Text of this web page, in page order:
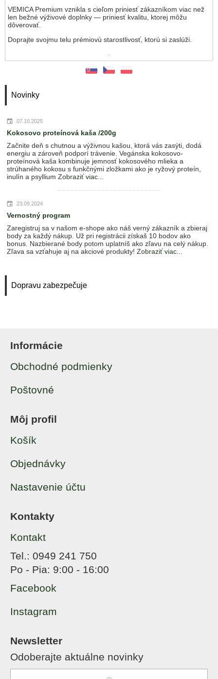
Novinky
07.10.2025
Kokosovo proteínová kaša /200g
Začnite deň s chutnou a výživnou kašou, ktorá vás zasýti, dodá
energiu a zároveň podporí trávenie. Vegánska kokosovo-
proteínová kaša kombinuje jemnosť kokosového mlieka a
strúhaného kokosu s funkčnými zložkami ako je ryžový proteín,
inulín a psyllium Zobraziť viac...
23.09.2024
Vernostný program
Zaregistruj sa v našom e-shope ako náš verný zákazník a zbieraj
body za každý nákup. Už pri registrácii získaš 10 bodov ako
bonus. Nazbierané body potom uplatníš ako zľavu na celý nákup.
Zľava sa vzťahuje aj na akciové produkty! Zobraziť viac...
Dopravu zabezpečuje
VEMICA Premium vznikla s cieľom priniesť zákazníkom viac než
len bežné výživové doplnky — priniesť kvalitu, ktorej môžu
dôverovať.
Doprajte svojmu telu prémiovú starostlivosť, ktorú si zaslúži.
-
Informácie
Obchodné podmienky
Poštovné
Môj profil
Košík
Objednávky
Nastavenie účtu
Kontakty
Kontakt
Tel.: 0949 241 750
Po - Pia: 9:00 - 16:00
Facebook
Instagram
Newsletter
Odoberajte aktuálne novinky